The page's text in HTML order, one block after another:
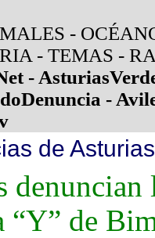
-
- TEMAS -
-
-
de Asturias
“Y” de